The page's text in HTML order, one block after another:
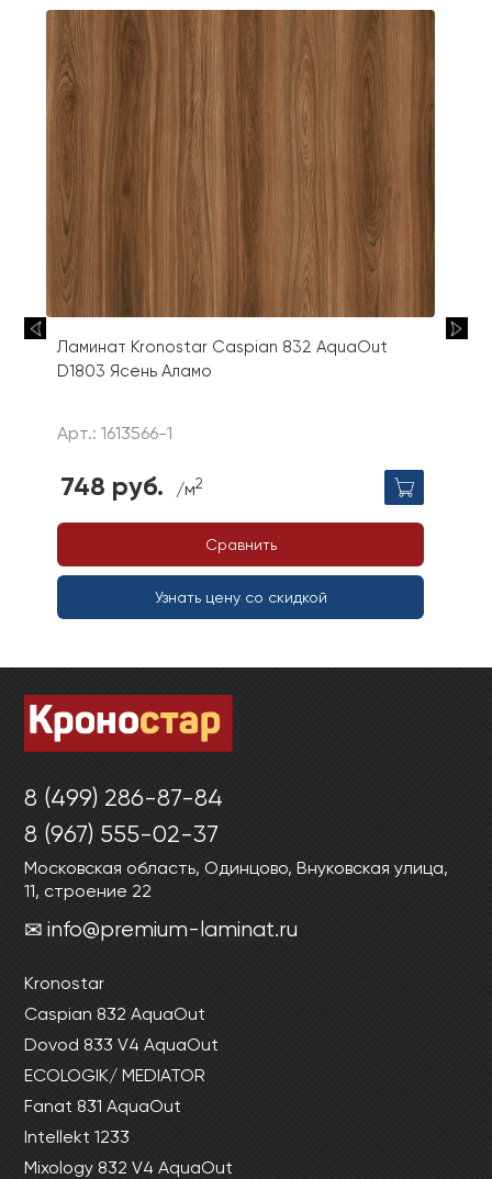
Ламинат Kronostar Caspian 832 AquaOut
D1803 Ясень Аламо
Арт.: 1613566-1
748 руб. /м2
Сравнить
Узнать цену со скидкой
8 (499) 286-87-84
8 (967) 555-02-37
Московская область, Одинцово, Внуковская улица,
11, строение 22
info@premium-laminat.ru
Kronostar
Caspian 832 AquaOut
Dovod 833 V4 AquaOut
ECOLOGIK/ MEDIATOR
Fanat 831 AquaOut
Intellekt 1233
Mixology 832 V4 AquaOut